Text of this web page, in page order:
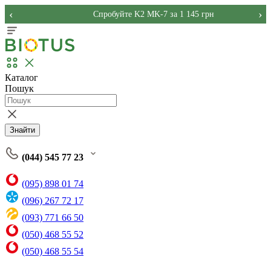
Спробуйте K2 MK-7 за 1 145 грн
‹ ›
Каталог
Пошук
Знайти
(044) 545 77 23
(095) 898 01 74
(096) 267 72 17
(093) 771 66 50
(050) 468 55 52
(050) 468 55 54